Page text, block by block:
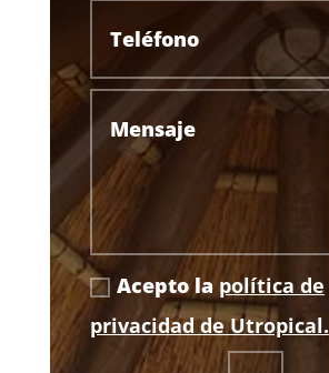
Acepto la política de
privacidad de Utropical.